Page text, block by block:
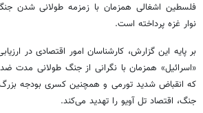
فلسطین اشغالی همزمان با زمزمه طولانی شدن
نوار غزه پرداخته است.
بر پایه این گزارش، کارشناسان امور اقتصادی در
«اسرائیل» همزمان با نگرانی از جنگ طولانی مدت
که انقباض شدید تورمی و همچنین کسری بودجه بزرگ
جنگ، اقتصاد تل آویو را تهدید می‌کند.